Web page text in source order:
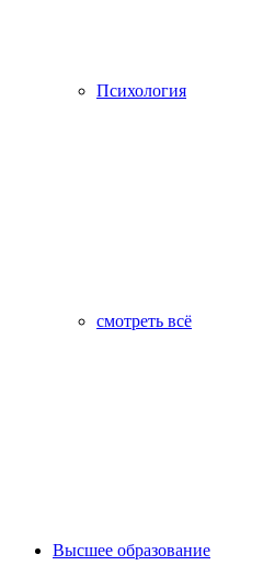
Психология
смотреть всё
Высшее образование